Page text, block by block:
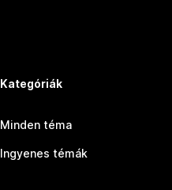
Kategóriák
Minden téma
Ingyenes témák